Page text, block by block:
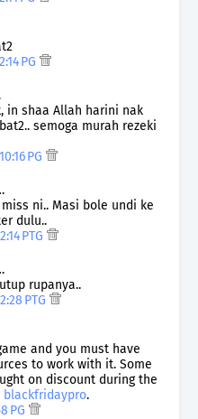
PG
in shaa Allah harini nak
semoga murah rezeki
PG
ni.. Masi bole undi ke
dulu..
PTG
rupanya..
PTG
and you must have
to work with it. Some
on discount during the
blackfridaypro.
PG